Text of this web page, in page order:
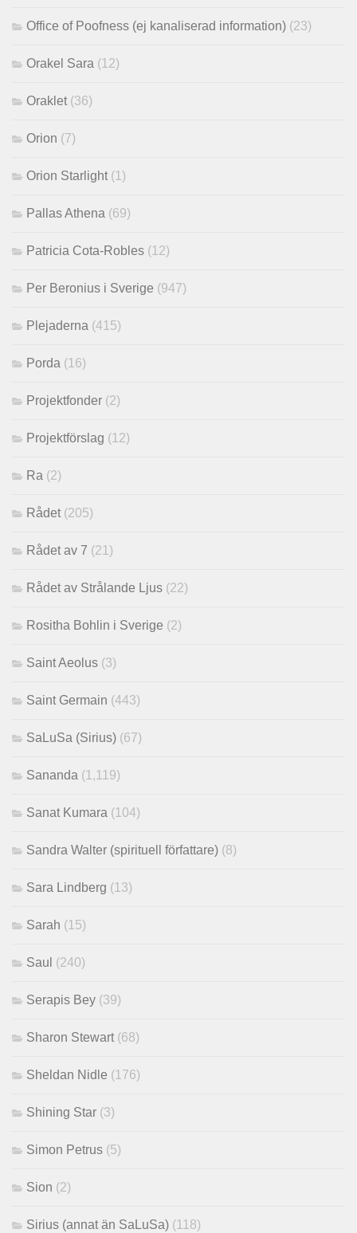
Office of Poofness (ej kanaliserad information) (23)
Orakel Sara (12)
Oraklet (36)
Orion (7)
Orion Starlight (1)
Pallas Athena (69)
Patricia Cota-Robles (12)
Per Beronius i Sverige (947)
Plejaderna (415)
Porda (16)
Projektfonder (2)
Projektförslag (12)
Ra (2)
Rådet (205)
Rådet av 7 (21)
Rådet av Strålande Ljus (22)
Rositha Bohlin i Sverige (2)
Saint Aeolus (3)
Saint Germain (443)
SaLuSa (Sirius) (67)
Sananda (1,119)
Sanat Kumara (104)
Sandra Walter (spirituell författare) (8)
Sara Lindberg (13)
Sarah (15)
Saul (240)
Serapis Bey (39)
Sharon Stewart (68)
Sheldan Nidle (176)
Shining Star (3)
Simon Petrus (5)
Sion (2)
Sirius (annat än SaLuSa) (118)